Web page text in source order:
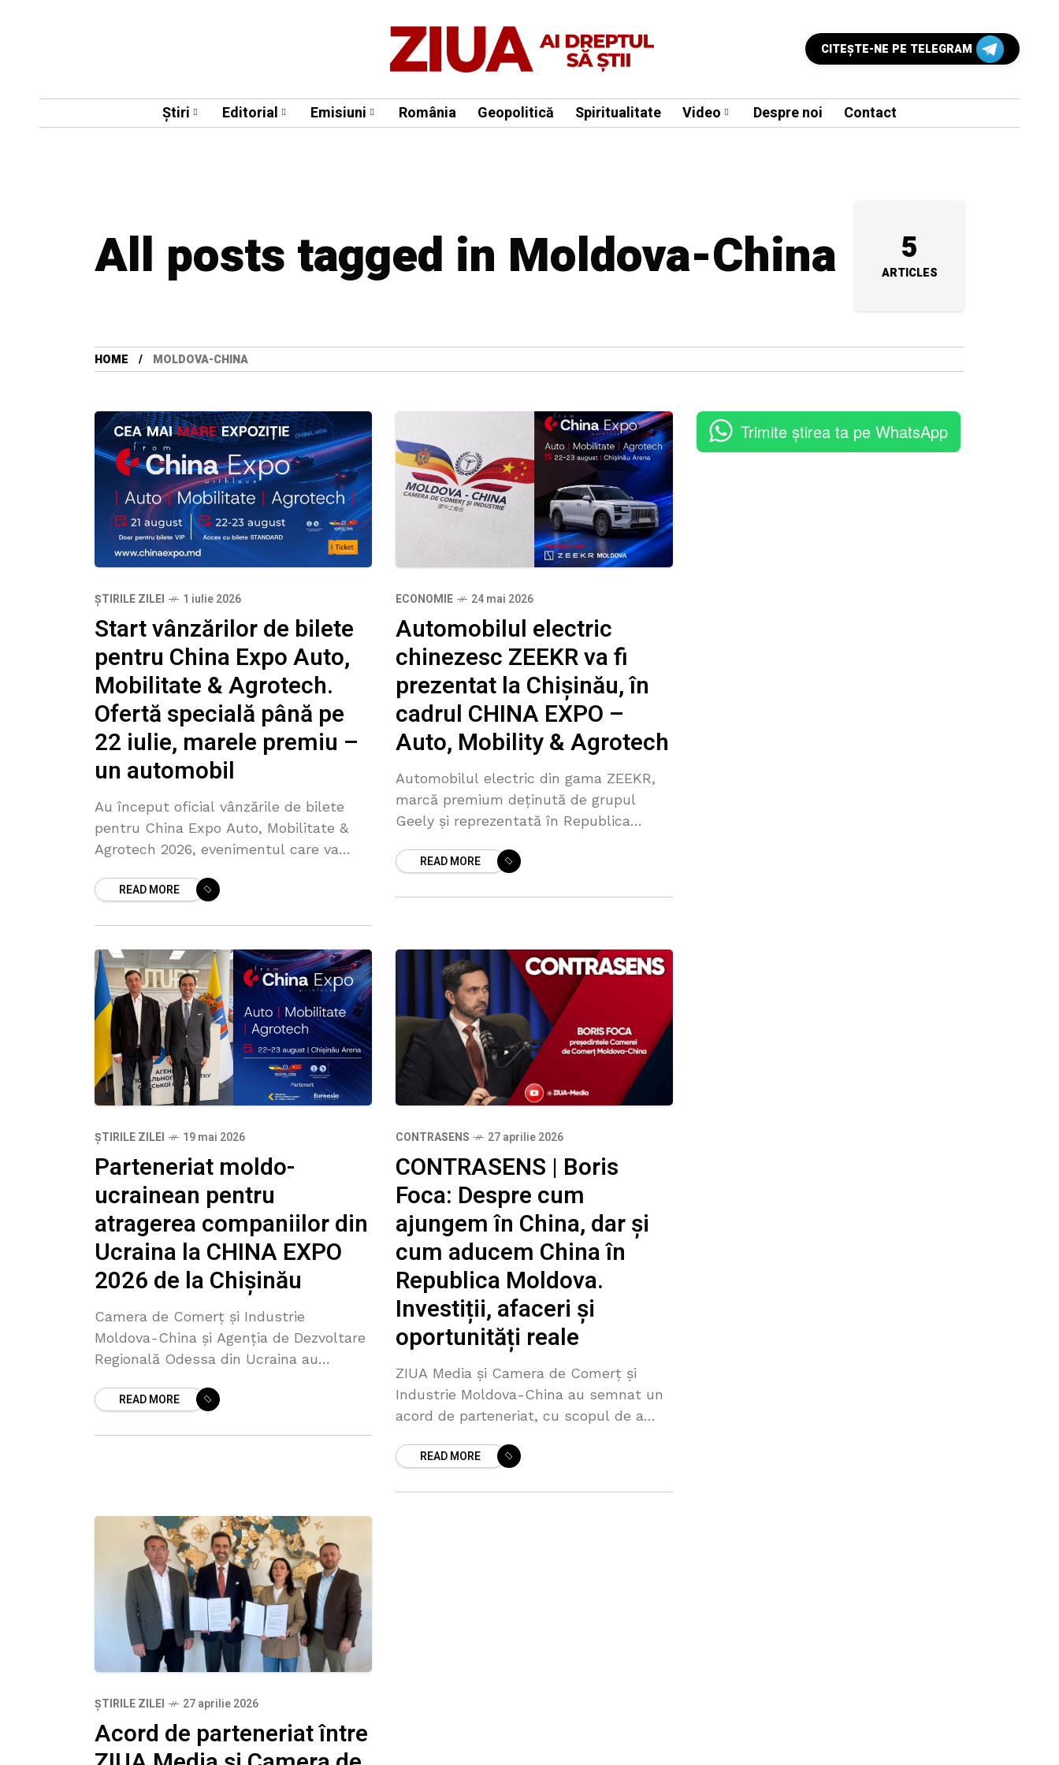
CITEŞTE-NE PE TELEGRAM
Știri Editorial Emisiuni România Geopolitică Spiritualitate Video Despre noi Contact
All posts tagged in Moldova-China 5
ARTICLES
HOME MOLDOVA-CHINA
ȘTIRILE ZILEI 1 iulie 2026
Start vânzărilor de bilete
pentru China Expo Auto,
Mobilitate & Agrotech.
Ofertă specială până pe
22 iulie, marele premiu –
un automobil
Au început oficial vânzările de bilete
pentru China Expo Auto, Mobilitate &
Agrotech 2026, evenimentul care va
tehnologii din domeniile auto, mobilității
READ MORE
ECONOMIE 24 mai 2026
Automobilul electric
chinezesc ZEEKR va fi
prezentat la Chișinău, în
cadrul CHINA EXPO –
Auto, Mobility & Agrotech
Automobilul electric din gama ZEEKR,
marcă premium deținută de grupul
Geely și reprezentată în Republica
va fi unul dintre exponatele prezentate
READ MORE
ȘTIRILE ZILEI 19 mai 2026
Parteneriat moldo-
ucrainean pentru
atragerea companiilor din
Ucraina la CHINA EXPO
2026 de la Chișinău
Camera de Comerț și Industrie
Moldova-China și Agenția de Dezvoltare
Regională Odessa din Ucraina au
în contextul pregătirilor pentru
READ MORE
CONTRASENS 27 aprilie 2026
CONTRASENS | Boris
Foca: Despre cum
ajungem în China, dar și
cum aducem China în
Republica Moldova.
Investiții, afaceri și
oportunități reale
ZIUA Media și Camera de Comerț și
Industrie Moldova-China au semnat un
acord de parteneriat, cu scopul de a
investiții moldo-chineze și de a informa
READ MORE
ȘTIRILE ZILEI 27 aprilie 2026
Acord de parteneriat între
Trimite știrea ta pe WhatsApp